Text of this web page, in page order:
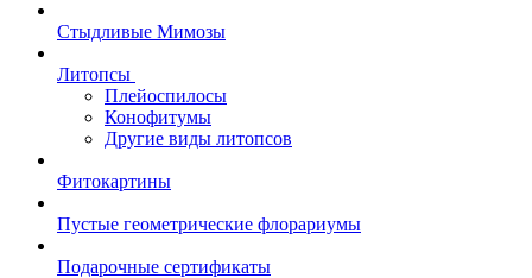
Стыдливые Мимозы
Литопсы
Плейоспилосы
Конофитумы
Другие виды литопсов
Фитокартины
Пустые геометрические флорариумы
Подарочные сертификаты